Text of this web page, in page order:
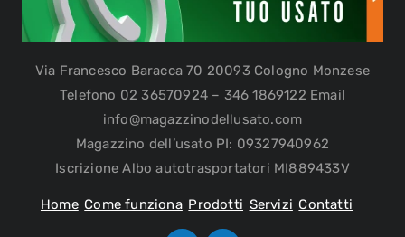
Via Francesco Baracca 70 20093 Cologno Monzese
Telefono 02 36570924 – 346 1869122 Email
info@magazzinodellusato.com
Magazzino dell’usato PI: 09327940962
Iscrizione Albo autotrasportatori MI889433V
Home Come funziona Prodotti Servizi Contatti